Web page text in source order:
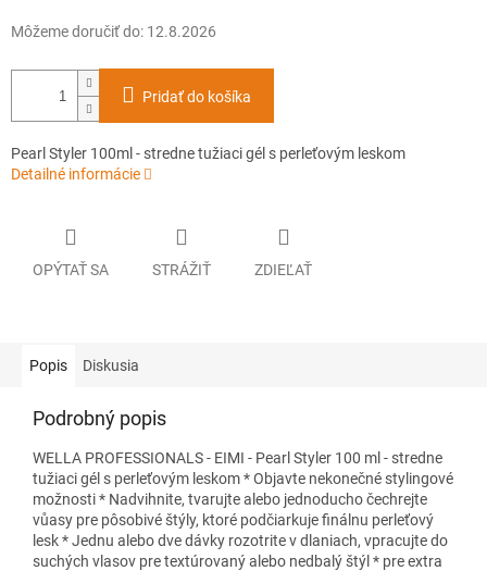
Môžeme doručiť do: 12.8.2026
Pridať do košíka
Pearl Styler 100ml - stredne tužiaci gél s perleťovým leskom
Detailné informácie
OPÝTAŤ SA STRÁŽIŤ ZDIEĽAŤ
Popis Diskusia
Podrobný popis
WELLA PROFESSIONALS - EIMI - Pearl Styler 100 ml - stredne
tužiaci gél s perleťovým leskom * Objavte nekonečné stylingové
možnosti * Nadvihnite, tvarujte alebo jednoducho čechrejte
vůasy pre pôsobivé štýly, ktoré podčiarkuje finálnu perleťový
lesk * Jednu alebo dve dávky rozotrite v dlaniach, vpracujte do
suchých vlasov pre textúrovaný alebo nedbalý štýl * pre extra